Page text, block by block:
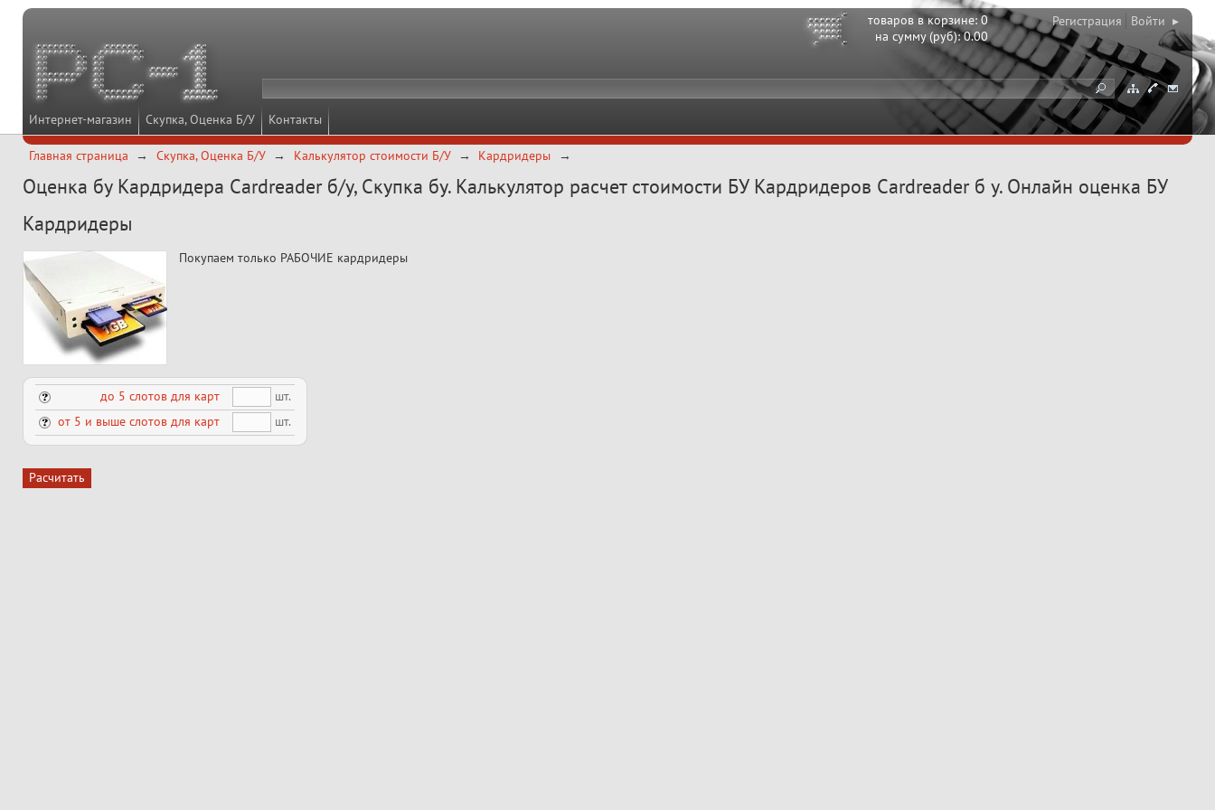
Интернет-магазин Скупка, Оценка Б/У Контакты
товаров в корзине:0
на сумму (руб):0.00
Регистрация Войти ▸
Главная страница Скупка, Оценка Б/У Калькулятор стоимости Б/У Кардридеры
Оценка бу Кардридера Cardreader б/у, Скупка бу. Калькулятор расчет стоимости БУ Кардридеров Cardreader б у. Онлайн оценка БУ
Кардридеры
Покупаем только РАБОЧИЕ кардридеры
до 5 слотов для карт
шт.
от 5 и выше слотов для карт
шт.